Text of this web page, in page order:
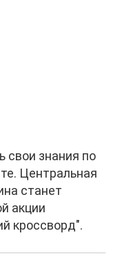
свои знания по
Центральная
станет
акции
кроссворд".